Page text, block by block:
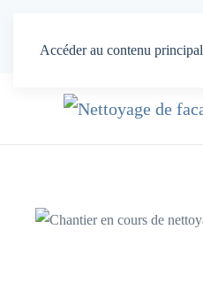
Accéder au contenu principal
Services aux
Nettoyage de toitures,
Toitures, bardages